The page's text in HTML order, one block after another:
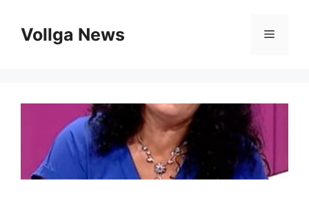
contentVollga News Menu